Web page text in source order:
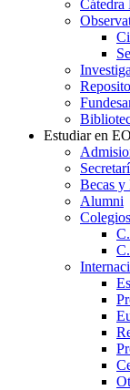
Estudiar en
Becas y
Alumni